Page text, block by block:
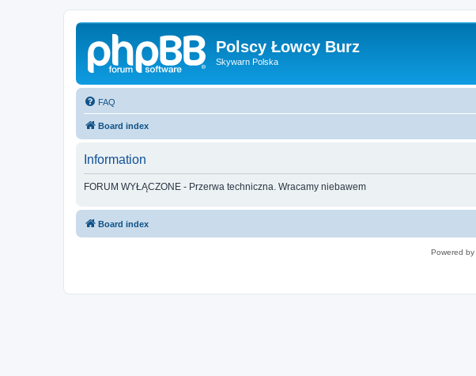
Polscy Łowcy Burz
Skywarn Polska
FAQ
Board index
Information
FORUM WYŁĄCZONE - Przerwa techniczna. Wracamy niebawem
Board index
Powered by